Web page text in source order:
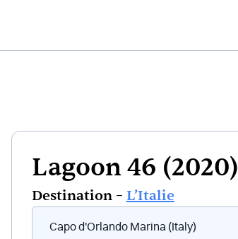
Lagoon 46 (2020)
Destination – L’Italie
flottant